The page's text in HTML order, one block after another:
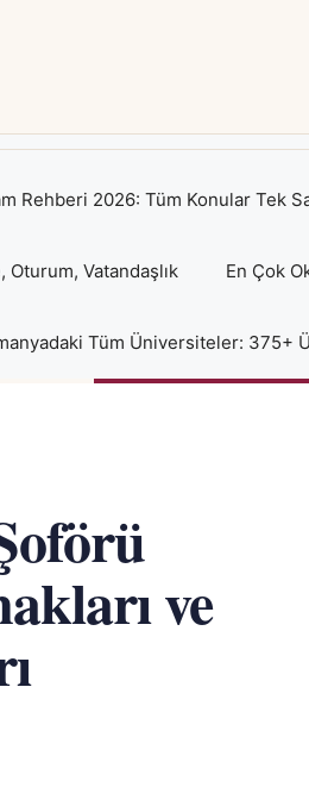
Rehberi 2026: Tüm Konular Tek
Vatandaşlık En Çok
Tüm Üniversiteler: 375+
ve